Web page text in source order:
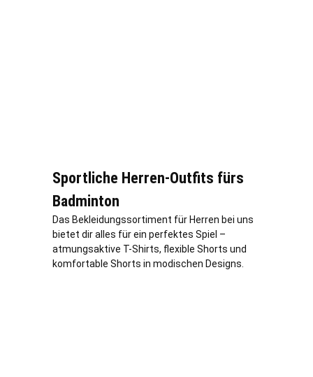
Sportliche Herren-Outfits fürs
Badminton
Das Bekleidungssortiment für Herren bei uns
bietet dir alles für ein perfektes Spiel –
atmungsaktive T-Shirts, flexible Shorts und
komfortable Shorts in modischen Designs.